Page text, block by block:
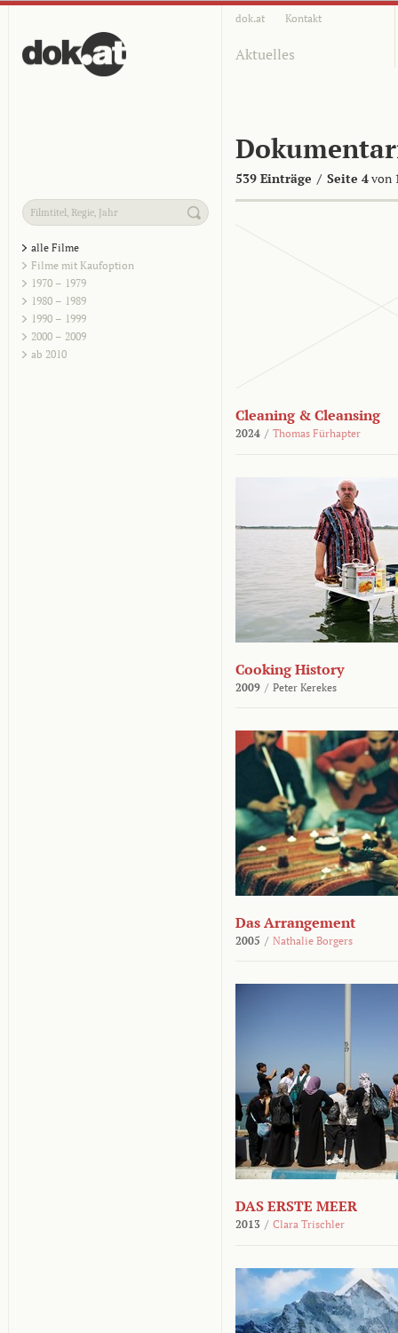
dok.at Kontakt
Aktuelles
539 Einträge / Seite 4von
alle Filme
Filme mit Kaufoption
1970 – 1979
1980 – 1989
1990 – 1999
2000 – 2009
ab 2010
Cleaning & Cleansing
2024 / Thomas Fürhapter
Cooking History
2009 / Peter Kerekes
Das Arrangement
2005 / Nathalie Borgers
DAS ERSTE MEER
2013 / Clara Trischler